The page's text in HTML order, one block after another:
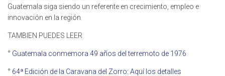
Guatemala siga siendo un referente en crecimiento, empleo e
innovación en la región.
TAMBIEN PUEDES LEER
° Guatemala conmemora 49 años del terremoto de 1976
° 64ª Edición de la Caravana del Zorro: Aquí los detalles